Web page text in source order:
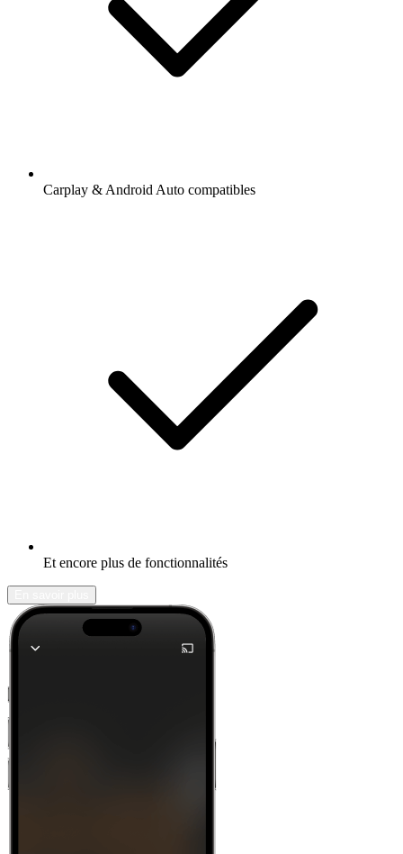
Carplay & Android Auto compatibles
Et encore plus de fonctionnalités